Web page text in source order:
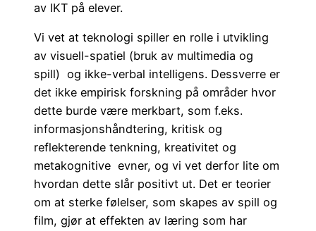
av IKT på elever.
Vi vet at teknologi spiller en rolle i utvikling
av visuell-spatiel (bruk av multimedia og
spill) og ikke-verbal intelligens. Dessverre er
det ikke empirisk forskning på områder hvor
dette burde være merkbart, som f.eks.
informasjonshåndtering, kritisk og
reflekterende tenkning, kreativitet og
metakognitive evner, og vi vet derfor lite om
hvordan dette slår positivt ut. Det er teorier
om at sterke følelser, som skapes av spill og
film, gjør at effekten av læring som har